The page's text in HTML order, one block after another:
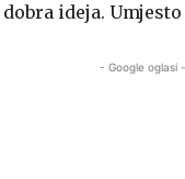
ideja. Umjesto
- Google oglasi -